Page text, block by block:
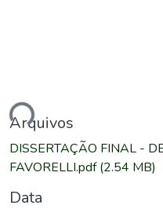
Arquivos
DISSERTAÇÃO FINAL -
FAVORELLI.pdf(2.54 MB)
Data